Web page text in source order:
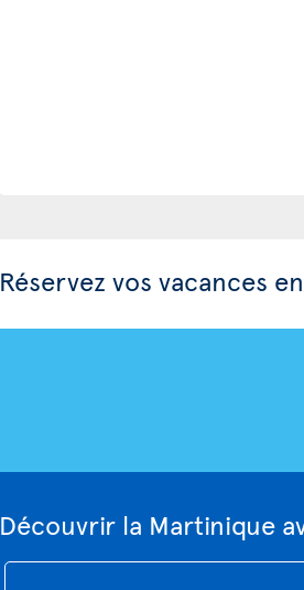
Réservez vos vacances
Découvrir la Martinique